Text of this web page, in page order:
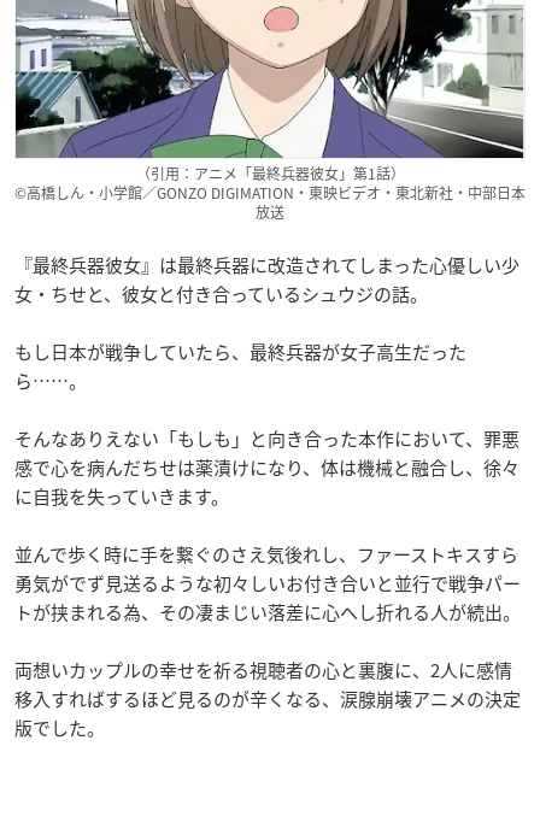
（引用：アニメ「最終兵器彼女」第1話）
©高橋しん・小学館／GONZO DIGIMATION・東映ビデオ・東北新社・中部日本
放送
『最終兵器彼女』は最終兵器に改造されてしまった心優しい少
女・ちせと、彼女と付き合っているシュウジの話。
もし日本が戦争していたら、最終兵器が女子高生だった
ら……。
そんなありえない「もしも」と向き合った本作において、罪悪
感で心を病んだちせは薬漬けになり、体は機械と融合し、徐々
に自我を失っていきます。
並んで歩く時に手を繋ぐのさえ気後れし、ファーストキスすら
勇気がでず見送るような初々しいお付き合いと並行で戦争パー
トが挟まれる為、その凄まじい落差に心へし折れる人が続出。
両想いカップルの幸せを祈る視聴者の心と裏腹に、2人に感情
移入すればするほど見るのが辛くなる、涙腺崩壊アニメの決定
版でした。